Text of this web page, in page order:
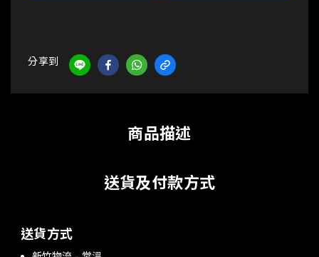
分享到
商品描述
送貨及付款方式
送貨方式